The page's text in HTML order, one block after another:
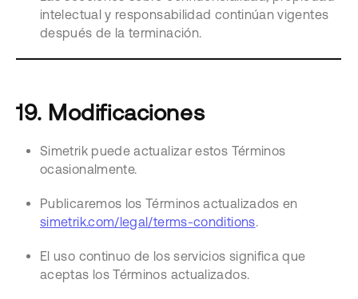
intelectual y responsabilidad continúan vigentes
después de la terminación.
19. Modificaciones
Simetrik puede actualizar estos Términos
ocasionalmente.
Publicaremos los Términos actualizados en
simetrik.com/legal/terms-conditions.
El uso continuo de los servicios significa que
aceptas los Términos actualizados.